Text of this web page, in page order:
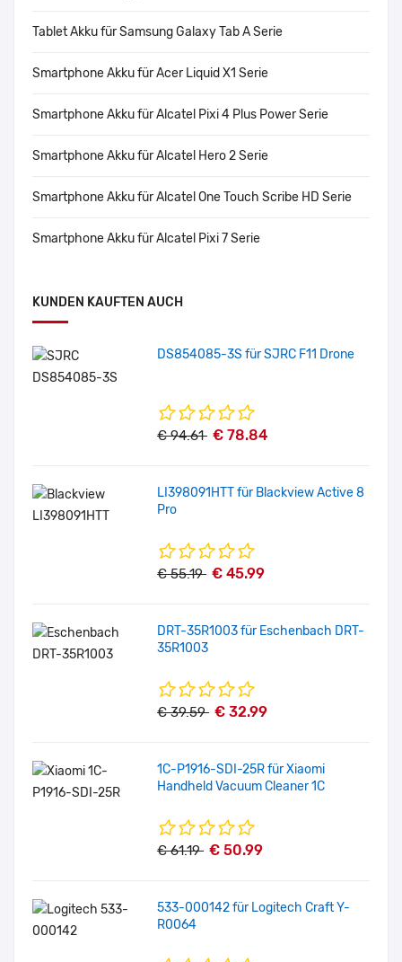
Tablet Akku für Samsung Galaxy Tab A Serie
Smartphone Akku für Acer Liquid X1 Serie
Smartphone Akku für Alcatel Pixi 4 Plus Power Serie
Smartphone Akku für Alcatel Hero 2 Serie
Smartphone Akku für Alcatel One Touch Scribe HD Serie
Smartphone Akku für Alcatel Pixi 7 Serie
KUNDEN KAUFTEN AUCH
DS854085-3S für SJRC F11 Drone
€ 94.61 € 78.84
LI398091HTT für Blackview Active 8
Pro
€ 55.19 € 45.99
DRT-35R1003 für Eschenbach DRT-
35R1003
€ 39.59 € 32.99
1C-P1916-SDI-25R für Xiaomi
Handheld Vacuum Cleaner 1C
€ 61.19 € 50.99
533-000142 für Logitech Craft Y-
R0064